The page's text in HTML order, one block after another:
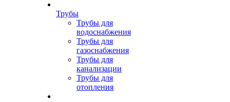
Трубы
Трубы для
водоснабжения
Трубы для
газоснабжения
Трубы для
канализации
Трубы для
отопления